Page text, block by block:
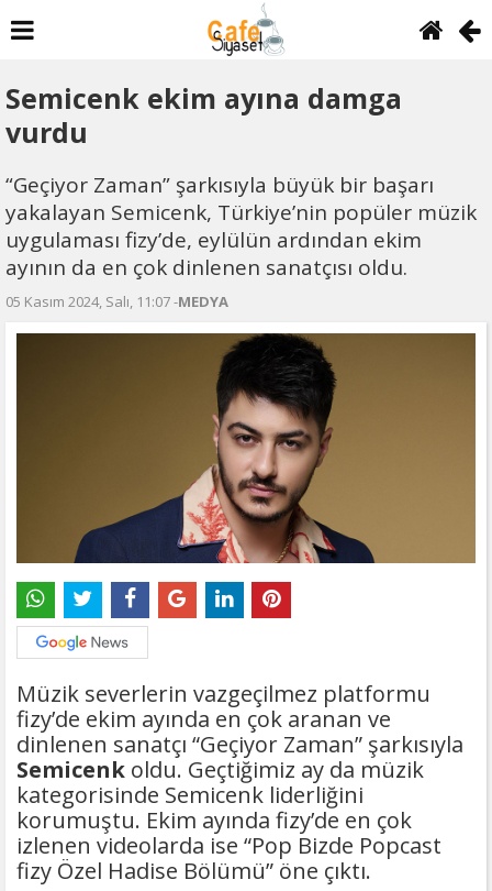
Semicenk ekim ayına damga
vurdu
“Geçiyor Zaman” şarkısıyla büyük bir başarı
yakalayan Semicenk, Türkiye’nin popüler müzik
uygulaması fizy’de, eylülün ardından ekim
ayının da en çok dinlenen sanatçısı oldu.
05 Kasım 2024, Salı, 11:07 -MEDYA
Müzik severlerin vazgeçilmez platformu
fizy’de ekim ayında en çok aranan ve
dinlenen sanatçı “Geçiyor Zaman” şarkısıyla
Semicenk oldu. Geçtiğimiz ay da müzik
kategorisinde Semicenk liderliğini
korumuştu. Ekim ayında fizy’de en çok
izlenen videolarda ise “Pop Bizde Popcast
fizy Özel Hadise Bölümü” öne çıktı.